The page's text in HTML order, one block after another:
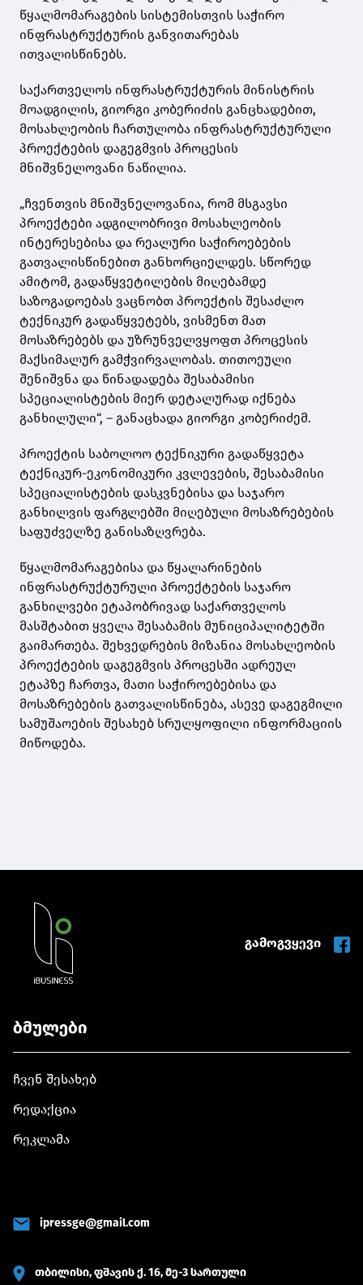
წყალმომარაგების სისტემისთვის საჭირო
ინფრასტრუქტურის განვითარებას
ითვალისწინებს.
საქართველოს ინფრასტრუქტურის მინისტრის
მოადგილის, გიორგი კობერიძის განცხადებით,
მოსახლეობის ჩართულობა ინფრასტრუქტურული
პროექტების დაგეგმვის პროცესის
მნიშვნელოვანი ნაწილია.
„ჩვენთვის მნიშვნელოვანია, რომ მსგავსი
პროექტები ადგილობრივი მოსახლეობის
ინტერესებისა და რეალური საჭიროებების
გათვალისწინებით განხორციელდეს. სწორედ
ამიტომ, გადაწყვეტილების მიღებამდე
საზოგადოებას ვაცნობთ პროექტის შესაძლო
ტექნიკურ გადაწყვეტებს, ვისმენთ მათ
მოსაზრებებს და უზრუნველვყოფთ პროცესის
მაქსიმალურ გამჭვირვალობას. თითოეული
შენიშვნა და წინადადება შესაბამისი
სპეციალისტების მიერ დეტალურად იქნება
განხილული“, – განაცხადა გიორგი კობერიძემ.
პროექტის საბოლოო ტექნიკური გადაწყვეტა
ტექნიკურ-ეკონომიკური კვლევების, შესაბამისი
სპეციალისტების დასკვნებისა და საჯარო
განხილვის ფარგლებში მიღებული მოსაზრებების
საფუძველზე განისაზღვრება.
წყალმომარაგებისა და წყალარინების
ინფრასტრუქტურული პროექტების საჯარო
განხილვები ეტაპობრივად საქართველოს
მასშტაბით ყველა შესაბამის მუნიციპალიტეტში
გაიმართება. შეხვედრების მიზანია მოსახლეობის
პროექტების დაგეგმვის პროცესში ადრეულ
ეტაპზე ჩართვა, მათი საჭიროებებისა და
მოსაზრებების გათვალისწინება, ასევე დაგეგმილი
სამუშაოების შესახებ სრულყოფილი ინფორმაციის
მიწოდება.
გამოგვყევი
ბმულები
ჩვენ შესახებ
რედაქცია
რეკლამა
ipressge@gmail.com
თბილისი, ფშავის ქ. 16, მე-3 სართული